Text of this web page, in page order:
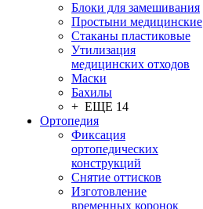
Блоки для замешивания
Простыни медицинские
Стаканы пластиковые
Утилизация
медицинских отходов
Маски
Бахилы
+ ЕЩЕ 14
Ортопедия
Фиксация
ортопедических
конструкций
Снятие оттисков
Изготовление
временных коронок